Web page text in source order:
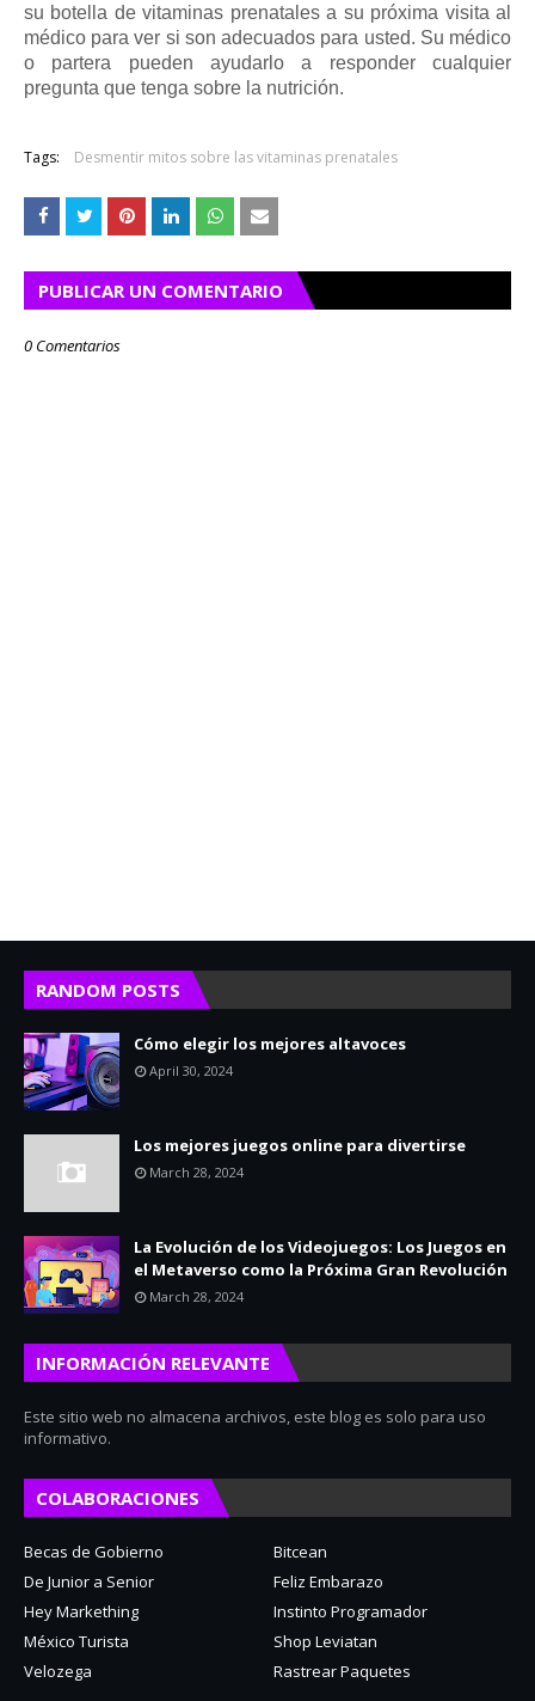
su botella de vitaminas prenatales a su próxima visita al
médico para ver si son adecuados para usted. Su médico
o partera pueden ayudarlo a responder cualquier
pregunta que tenga sobre la nutrición.
Tags: Desmentir mitos sobre las vitaminas prenatales
PUBLICAR UN COMENTARIO
0 Comentarios
RANDOM POSTS
Cómo elegir los mejores altavoces
April 30, 2024
Los mejores juegos online para divertirse
March 28, 2024
La Evolución de los Videojuegos: Los Juegos en
el Metaverso como la Próxima Gran Revolución
March 28, 2024
INFORMACIÓN RELEVANTE
Este sitio web no almacena archivos, este blog es solo para uso
informativo.
COLABORACIONES
Becas de Gobierno
Bitcean
De Junior a Senior
Feliz Embarazo
Hey Markething
Instinto Programador
México Turista
Shop Leviatan
Velozega
Rastrear Paquetes